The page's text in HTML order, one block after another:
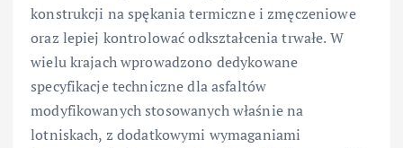
konstrukcji na spękania termiczne i zmęczeniowe
oraz lepiej kontrolować odkształcenia trwałe. W
wielu krajach wprowadzono dedykowane
specyfikacje techniczne dla asfaltów
modyfikowanych stosowanych właśnie na
lotniskach, z dodatkowymi wymaganiami